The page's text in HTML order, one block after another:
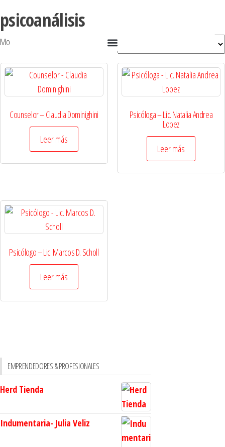
psicoanálisis
Mostrando los 3 resultados
Counselor – Claudia Dominighini
Leer más
Psicóloga – Lic. Natalia Andrea
Lopez
Leer más
Psicólogo – Lic. Marcos D. Scholl
Leer más
EMPRENDEDORES & PROFESIONALES
Herd Tienda
Indumentaria- Julia Veliz